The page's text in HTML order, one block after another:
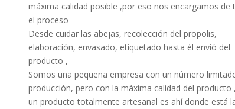
máxima calidad posible ,por eso nos encargamos de
el proceso
Desde cuidar las abejas, recolección del propolis,
elaboración, envasado, etiquetado hasta él envió del
producto ,
Somos una pequeña empresa con un número
producción, pero con la máxima calidad del producto
un producto totalmente artesanal es ahí donde está